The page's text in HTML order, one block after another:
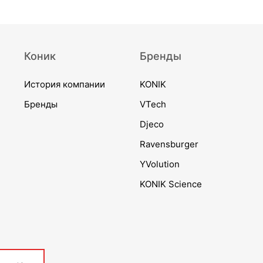
Коник
История компании
Бренды
Бренды
KONIK
VTech
Djeco
Ravensburger
YVolution
KONIK Science